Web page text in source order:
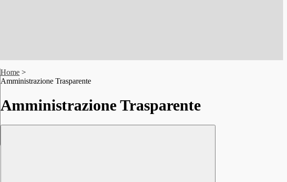
Home >
Amministrazione Trasparente
Amministrazione Trasparente